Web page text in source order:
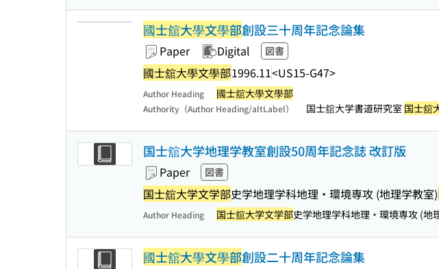
國士舘大學文學部創設三十周年記念論集
Paper Digital 図書
國士舘大學文學部1996.11<US15-G47>
Author Heading 國士舘大學文學部
Authority（Author Heading/altLabel） 国士舘大学書道研究室 国士舘
国士舘大学地理学教室創設50周年記念誌 改訂版
Paper 図書
国士舘大学文学部史学地理学科地理・環境専攻 (地理学教室)
Author Heading 国士舘大学文学部史学地理学科地理・環境専攻 (地
國士舘大學文學部創設二十周年記念論集